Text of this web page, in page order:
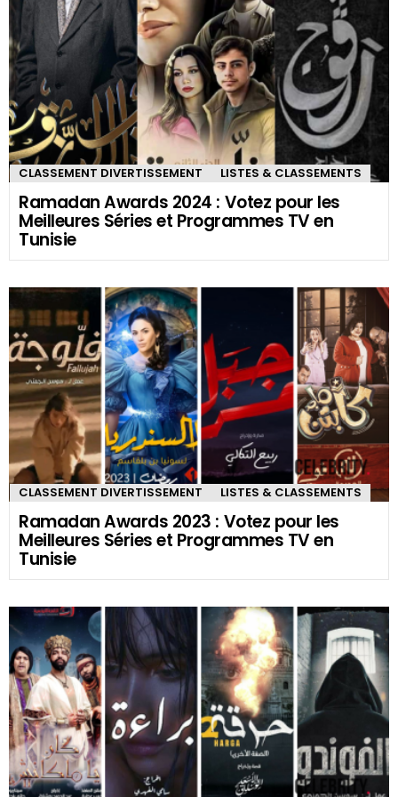
CLASSEMENT DIVERTISSEMENT LISTES & CLASSEMENTS
Ramadan Awards 2024 : Votez pour les
Meilleures Séries et Programmes TV en
Tunisie
CLASSEMENT DIVERTISSEMENT LISTES & CLASSEMENTS
Ramadan Awards 2023 : Votez pour les
Meilleures Séries et Programmes TV en
Tunisie